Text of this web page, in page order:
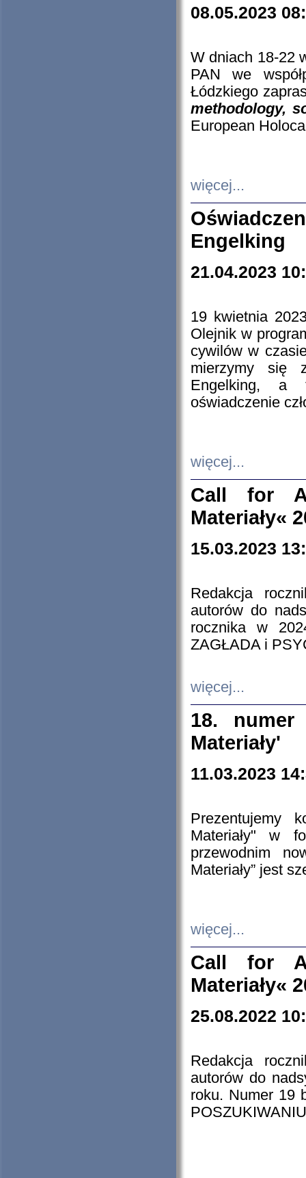
08.05.2023
W dniach 18-22
PAN we
Łódzkiego
methodology,
European
więcej...
Engelking
21.04.2023
19 kwietnia
Olejnik w
cywilów w
mierzymy się
Engelking, a
oświadczenie
więcej...
Call for
Materiały«
15.03.2023
Redakcja
autorów do
rocznika w
ZAGŁADA i
więcej...
18. numer
Materiały'
11.03.2023
Prezentujemy
Materiały" w
przewodnim
Materiały” jest
więcej...
Call for
Materiały«
25.08.2022
Redakcja
autorów do
roku. Numer 19